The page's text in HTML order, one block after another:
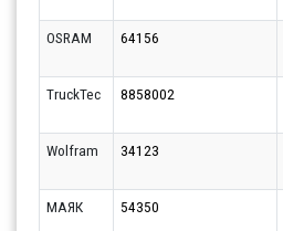
OSRAM 64156
TruckTec
8858002
Wolfram 34123
МАЯК
54350